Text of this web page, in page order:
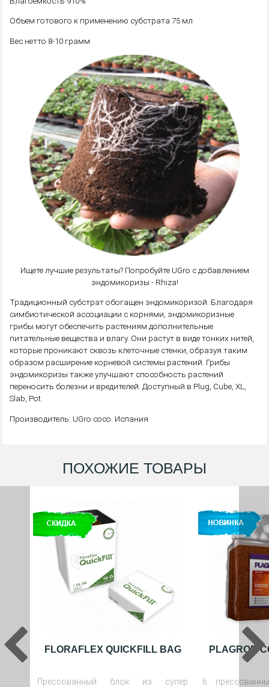
Объем готового к применению субстрата 75 мл
Вес нетто 8-10 грамм
Ищете лучшие результаты? Попробуйте UGro с добавлением
эндомикоризы - Rhiza!
Традиционный субстрат обогащен эндомикоризой. Благодаря
симбиотической ассоциации с корнями, эндомикоризные
грибы могут обеспечить растениям дополнительные
питательные вещества и влагу. Они растут в виде тонких нитей,
которые проникают сквозь клеточные стенки, образуя таким
образом расширение корневой системы растений. Грибы
эндомикоризы также улучшают способность растений
переносить болезни и вредителей. Доступный в Plug, Cube, XL,
Slab, Pot.
Производитель: UGro coco. Испания
ПОХОЖИЕ ТОВАРЫ
FLORAFLEX QUICKFILL BAG
Прессованный блок из супер
PLAGRON
6